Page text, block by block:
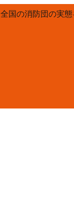
全国の消防団の実